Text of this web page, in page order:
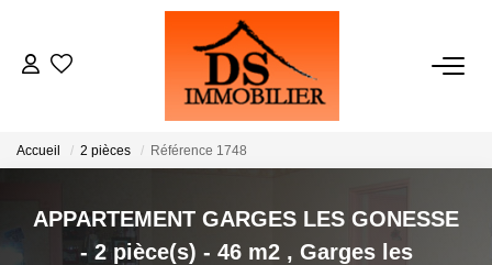
ACHATS
ESTIMATION
Accueil 2 pièces Référence 1748
APPARTEMENT GARGES LES GONESSE
- 2 pièce(s) - 46 m2 , Garges les